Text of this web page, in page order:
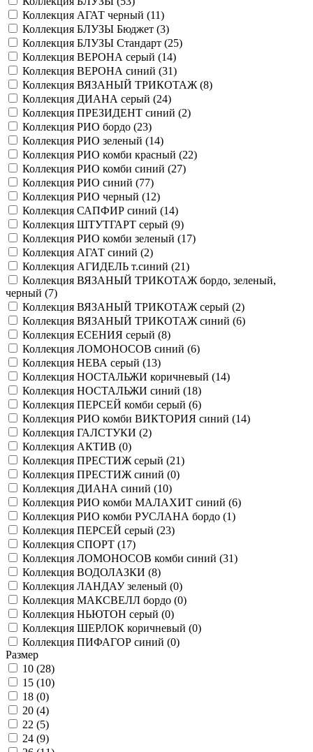
Коллекция АГАТ черный (11)
Коллекция БЛУЗЫ Бюджет (3)
Коллекция БЛУЗЫ Стандарт (25)
Коллекция ВЕРОНА серый (14)
Коллекция ВЕРОНА синий (31)
Коллекция ВЯЗАНЫЙ ТРИКОТАЖ (8)
Коллекция ДИАНА серый (24)
Коллекция ПРЕЗИДЕНТ синий (2)
Коллекция РИО бордо (23)
Коллекция РИО зеленый (14)
Коллекция РИО комби красный (22)
Коллекция РИО комби синий (27)
Коллекция РИО синий (77)
Коллекция РИО черный (12)
Коллекция САПФИР синий (14)
Коллекция ШТУТГАРТ серый (9)
Коллекция РИО комби зеленый (17)
Коллекция АГАТ синий (2)
Коллекция АГИДЕЛЬ т.синий (21)
Коллекция ВЯЗАНЫЙ ТРИКОТАЖ бордо, зеленый,
черный (7)
Коллекция ВЯЗАНЫЙ ТРИКОТАЖ серый (2)
Коллекция ВЯЗАНЫЙ ТРИКОТАЖ синий (6)
Коллекция ЕСЕНИЯ серый (8)
Коллекция ЛОМОНОСОВ синий (6)
Коллекция НЕВА серый (13)
Коллекция НОСТАЛЬЖИ коричневый (14)
Коллекция НОСТАЛЬЖИ синий (18)
Коллекция ПЕРСЕЙ комби серый (6)
Коллекция РИО комби ВИКТОРИЯ синий (14)
Коллекция ГАЛСТУКИ (2)
Коллекция АКТИВ (0)
Коллекция ПРЕСТИЖ серый (21)
Коллекция ПРЕСТИЖ синий (0)
Коллекция ДИАНА синий (10)
Коллекция РИО комби МАЛАХИТ синий (6)
Коллекция РИО комби РУСЛАНА бордо (1)
Коллекция ПЕРСЕЙ серый (23)
Коллекция СПОРТ (17)
Коллекция ЛОМОНОСОВ комби синий (31)
Коллекция ВОДОЛАЗКИ (8)
Коллекция ЛАНДАУ зеленый (0)
Коллекция МАКСВЕЛЛ бордо (0)
Коллекция НЬЮТОН серый (0)
Коллекция ШЕРЛОК коричневый (0)
Коллекция ПИФАГОР синий (0)
Размер
10 (28)
15 (10)
18 (0)
20 (4)
22 (5)
24 (9)